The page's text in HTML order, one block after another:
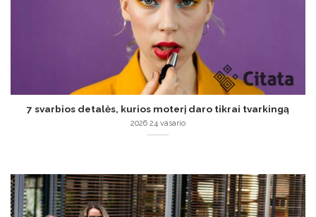
7 svarbios detalės, kurios moterį daro tikrai tvarkingą
2026 24 vasario